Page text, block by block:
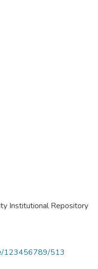
Institutional Repository
123456789/513